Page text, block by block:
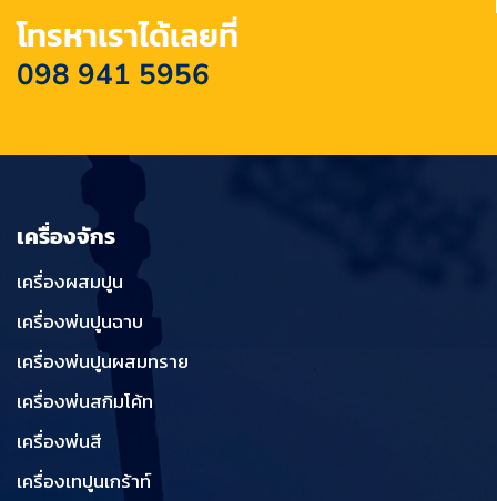
โทรหาเราได้เลยที่
098 941 5956
เครื่องจักร
เครื่องผสมปูน
เครื่องพ่นปูนฉาบ
เครื่องพ่นปูนผสมทราย
เครื่องพ่นสกิมโค้ท
เครื่องพ่นสี
เครื่องเทปูนเกร้าท์